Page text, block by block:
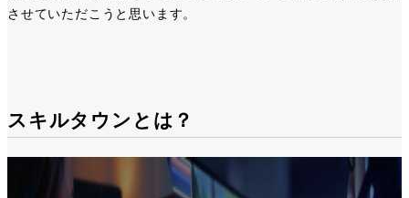
させていただこうと思います。
スキルタウンとは？